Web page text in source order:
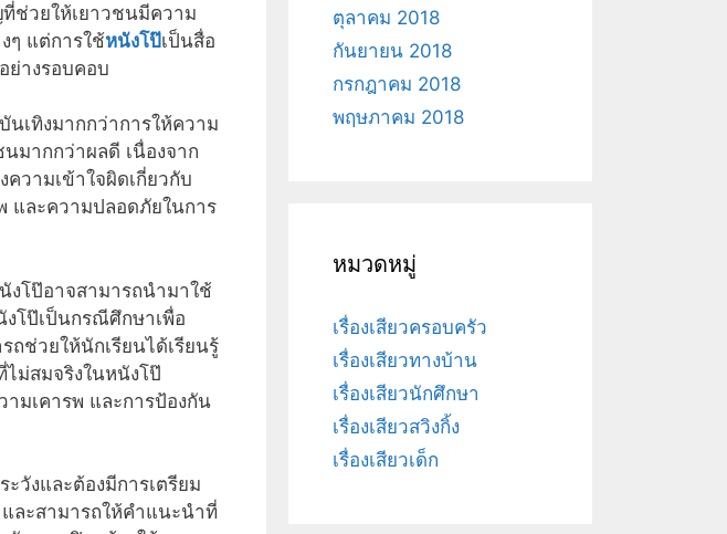
ช่วยให้เยาวชนมีความ
ๆ แต่การใช้หนังโป๊เป็นสื่อ
ย่างรอบคอบ
นเทิงมากกว่าการให้ความ
มากกว่าผลดี เนื่องจาก
วามเข้าใจผิดเกี่ยวกับ
และความปลอดภัยในการ
งโป๊อาจสามารถนำมาใช้
โป๊เป็นกรณีศึกษาเพื่อ
ถช่วยให้นักเรียนได้เรียนรู้
ม่สมจริงในหนังโป๊
มเคารพ และการป้องกัน
วังและต้องมีการเตรียม
ละสามารถให้คำแนะนำที่
ตุลาคม 2018
กันยายน 2018
กรกฎาคม 2018
พฤษภาคม 2018
หมวดหมู่
เรื่องเสียวครอบครัว
เรื่องเสียวทางบ้าน
เรื่องเสียวนักศึกษา
เรื่องเสียวสวิงกิ้ง
เรื่องเสียวเด็ก